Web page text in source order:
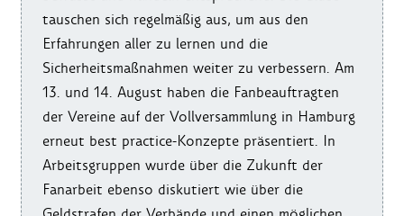
tauschen sich regelmäßig aus, um aus den
Erfahrungen aller zu lernen und die
Sicherheitsmaßnahmen weiter zu verbessern. Am
13. und 14. August haben die Fanbeauftragten
der Vereine auf der Vollversammlung in Hamburg
erneut best practice-Konzepte präsentiert. In
Arbeitsgruppen wurde über die Zukunft der
Fanarbeit ebenso diskutiert wie über die